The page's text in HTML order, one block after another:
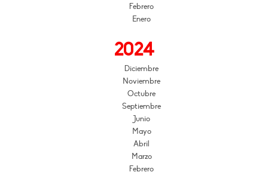
Febrero
Enero
2024
Diciembre
Noviembre
Octubre
Septiembre
Junio
Mayo
Abril
Marzo
Febrero